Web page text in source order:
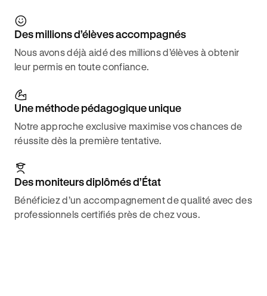
Des millions d’élèves accompagnés
Nous avons déjà aidé des millions d’élèves à obtenir
leur permis en toute confiance.
Une méthode pédagogique unique
Notre approche exclusive maximise vos chances de
réussite dès la première tentative.
Des moniteurs diplômés d’État
Bénéficiez d’un accompagnement de qualité avec des
professionnels certifiés près de chez vous.